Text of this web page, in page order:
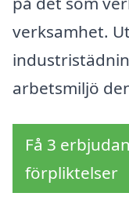
verksamhet.
arbetsmiljö
Få 3
förpliktelser